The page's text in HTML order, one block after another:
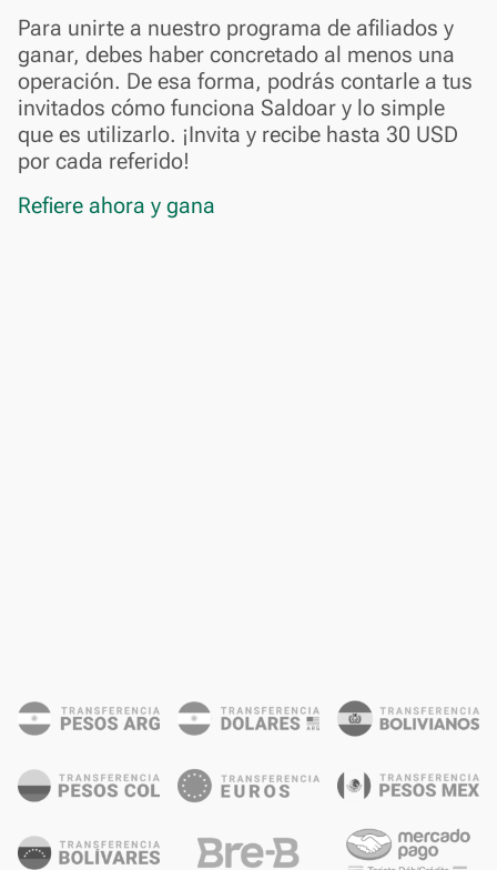
Para unirte a nuestro programa de afiliados y
ganar, debes haber concretado al menos una
operación. De esa forma, podrás contarle a tus
invitados cómo funciona Saldoar y lo simple
que es utilizarlo. ¡Invita y recibe hasta 30 USD
por cada referido!
Refiere ahora y gana